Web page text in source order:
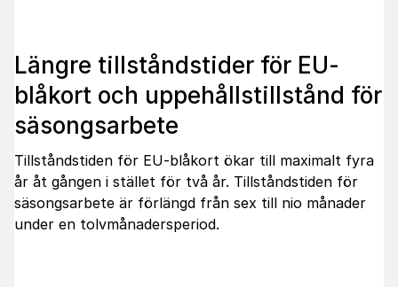
Längre tillståndstider för EU-
blåkort och uppehållstillstånd för
säsongsarbete
Tillståndstiden för EU-blåkort ökar till maximalt fyra
år åt gången i stället för två år. Tillståndstiden för
säsongsarbete är förlängd från sex till nio månader
under en tolvmånadersperiod.